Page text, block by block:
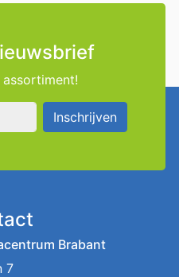
Inschrijven
Brabant
7